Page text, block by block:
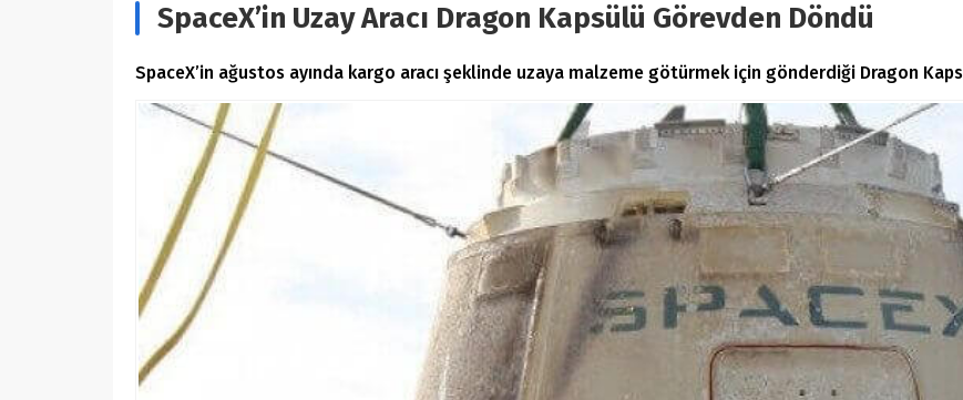
SpaceX’in Uzay Aracı Dragon Kapsülü Görevden Döndü
SpaceX’in ağustos ayında kargo aracı şeklinde uzaya malzeme götürmek için gönderdiği Dragon